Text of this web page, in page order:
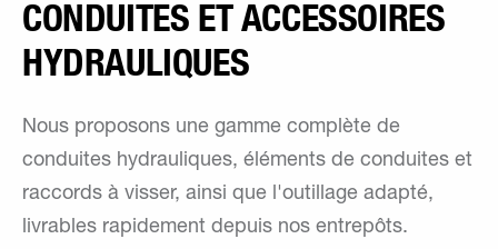
CONDUITES ET ACCESSOIRES
HYDRAULIQUES
Nous proposons une gamme complète de
conduites hydrauliques, éléments de conduites et
raccords à visser, ainsi que l'outillage adapté,
livrables rapidement depuis nos entrepôts.